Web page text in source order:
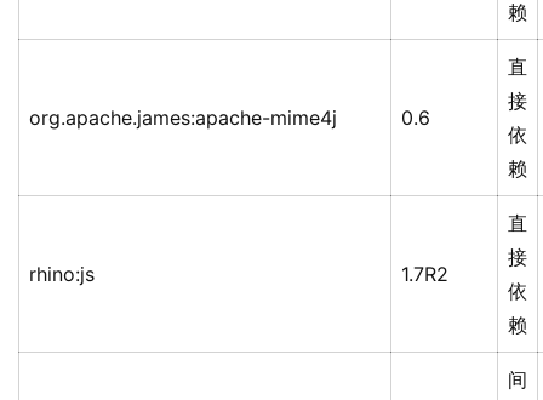
赖
org.apache.james:apache-mime4j 0.6
直
接
依
赖
rhino:js 1.7R2
直
接
依
赖
间